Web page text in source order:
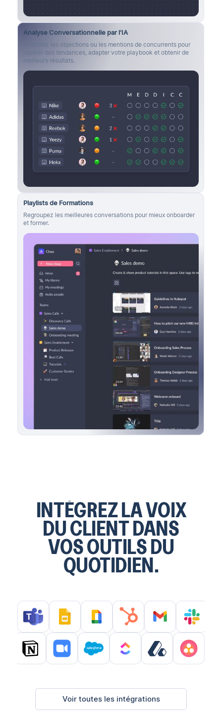
Analyse Conversationnelle par l'IA
Détectez les objections ou les mentions de concurrents pour
repérer des tendances, adapter votre playbook et obtenir de
meilleurs résultats.
Playlists de Formations
Regroupez les meilleures conversations pour mieux onboarder
et former.
INTÉGREZ LA VOIX
DU CLIENT DANS
VOS OUTILS DU
QUOTIDIEN.
Voir toutes les intégrations